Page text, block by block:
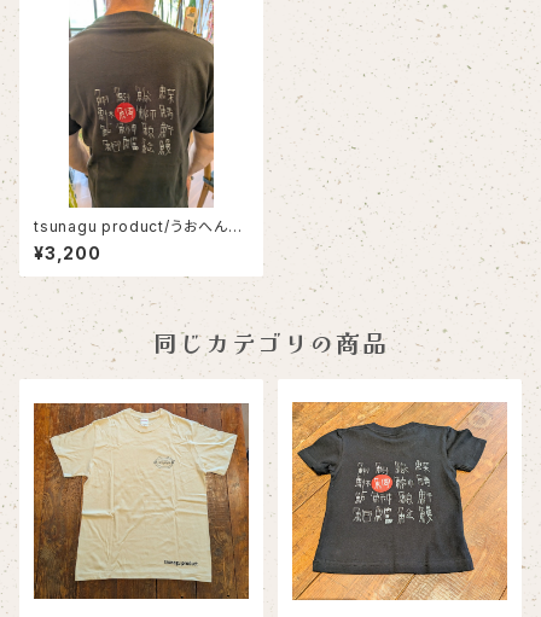
tsunagu product/うおへんT
シャツ/スミクロ/漢字Tシャツ/
日本語Tシャツ/おさかなTシャ
ツ
¥3,200
同じカテゴリの商品